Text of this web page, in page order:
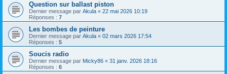
Question sur ballast piston
Dernier message par Akula « 22 mai 2026 10:19
Réponses : 7
Les bombes de peinture
Dernier message par Akula « 02 mars 2026 17:54
Réponses : 5
Soucis radio
Dernier message par Micky86 « 31 janv. 2026 18:16
Réponses : 6